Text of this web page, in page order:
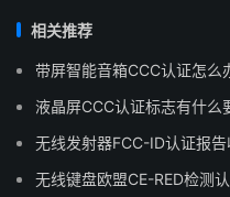
相关推荐
带屏智能音箱CCC认证怎么
液晶屏CCC认证标志有什么
无线发射器FCC-ID认证报告
无线键盘欧盟CE-RED检测